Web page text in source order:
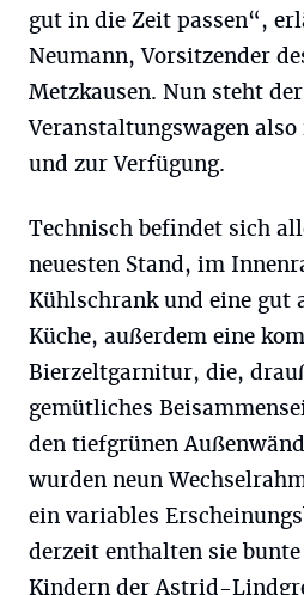
gut in die Zeit passen“,
Neumann, Vorsitzender
Metzkausen. Nun steht der
Veranstaltungswagen
und zur Verfügung.
Technisch befindet sich
neuesten Stand, im
Kühlschrank und eine gut
Küche, außerdem eine
Bierzeltgarnitur, die,
gemütliches
den tiefgrünen
wurden neun
ein variables
derzeit enthalten sie
Kindern der Astrid-